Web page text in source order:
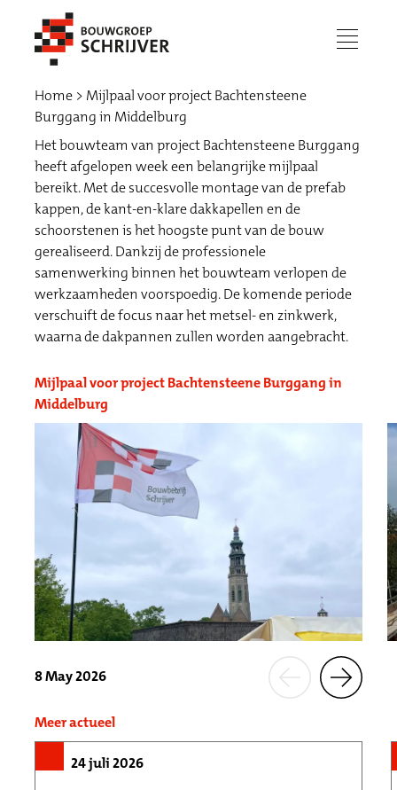
menu
Werken bij
Home
Mijlpaal voor project Bachtensteene
Burggang in Middelburg
Het bouwteam van project Bachtensteene Burggang
heeft afgelopen week een belangrijke mijlpaal
bereikt. Met de succesvolle montage van de prefab
kappen, de kant-en-klare dakkapellen en de
schoorstenen is het hoogste punt van de bouw
gerealiseerd. Dankzij de professionele
samenwerking binnen het bouwteam verlopen de
werkzaamheden voorspoedig. De komende periode
verschuift de focus naar het metsel- en zinkwerk,
waarna de dakpannen zullen worden aangebracht.
Mijlpaal voor project Bachtensteene Burggang in
Middelburg
8 May 2026
Meer actueel
24 juli 2026